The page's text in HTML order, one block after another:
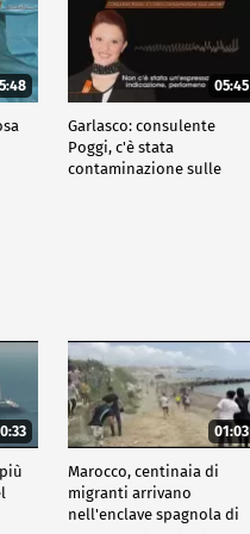
05:45
Garlasco: consulente
Poggi, c'è stata
contaminazione sulle
01:03
Marocco, centinaia di
migranti arrivano
nell'enclave spagnola di